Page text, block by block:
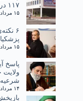
۱۱۷ درصد
۱۵ مرداد ۱۴۰۵
۱۵ مرداد ۱۴۰۵
پاسخ
ولایت
۱۴ مرداد ۱۴۰۵